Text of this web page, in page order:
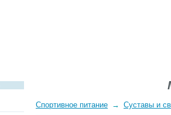
Спортивное питание → Суставы и